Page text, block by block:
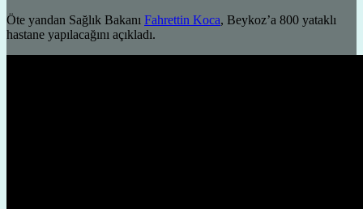
Öte yandan Sağlık Bakanı Fahrettin Koca, Beykoz’a 800 yataklı
hastane yapılacağını açıkladı.